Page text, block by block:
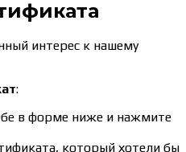
интерес к нашему
:
в форме ниже и нажмите
который хотели бы